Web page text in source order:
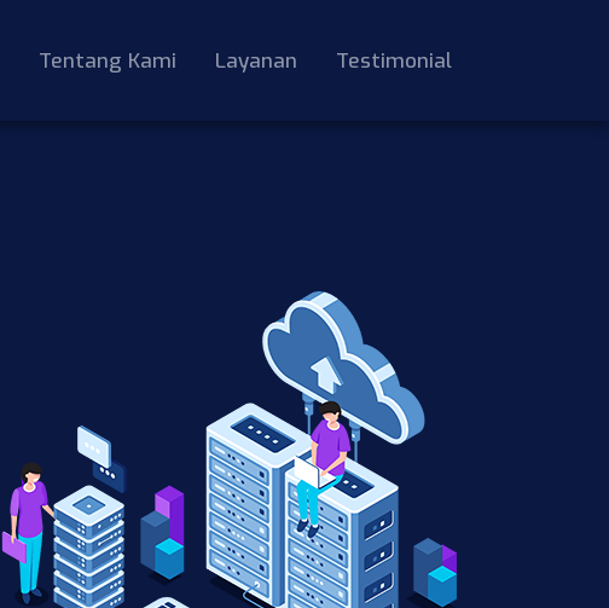
Tentang Kami Layanan Testimonial